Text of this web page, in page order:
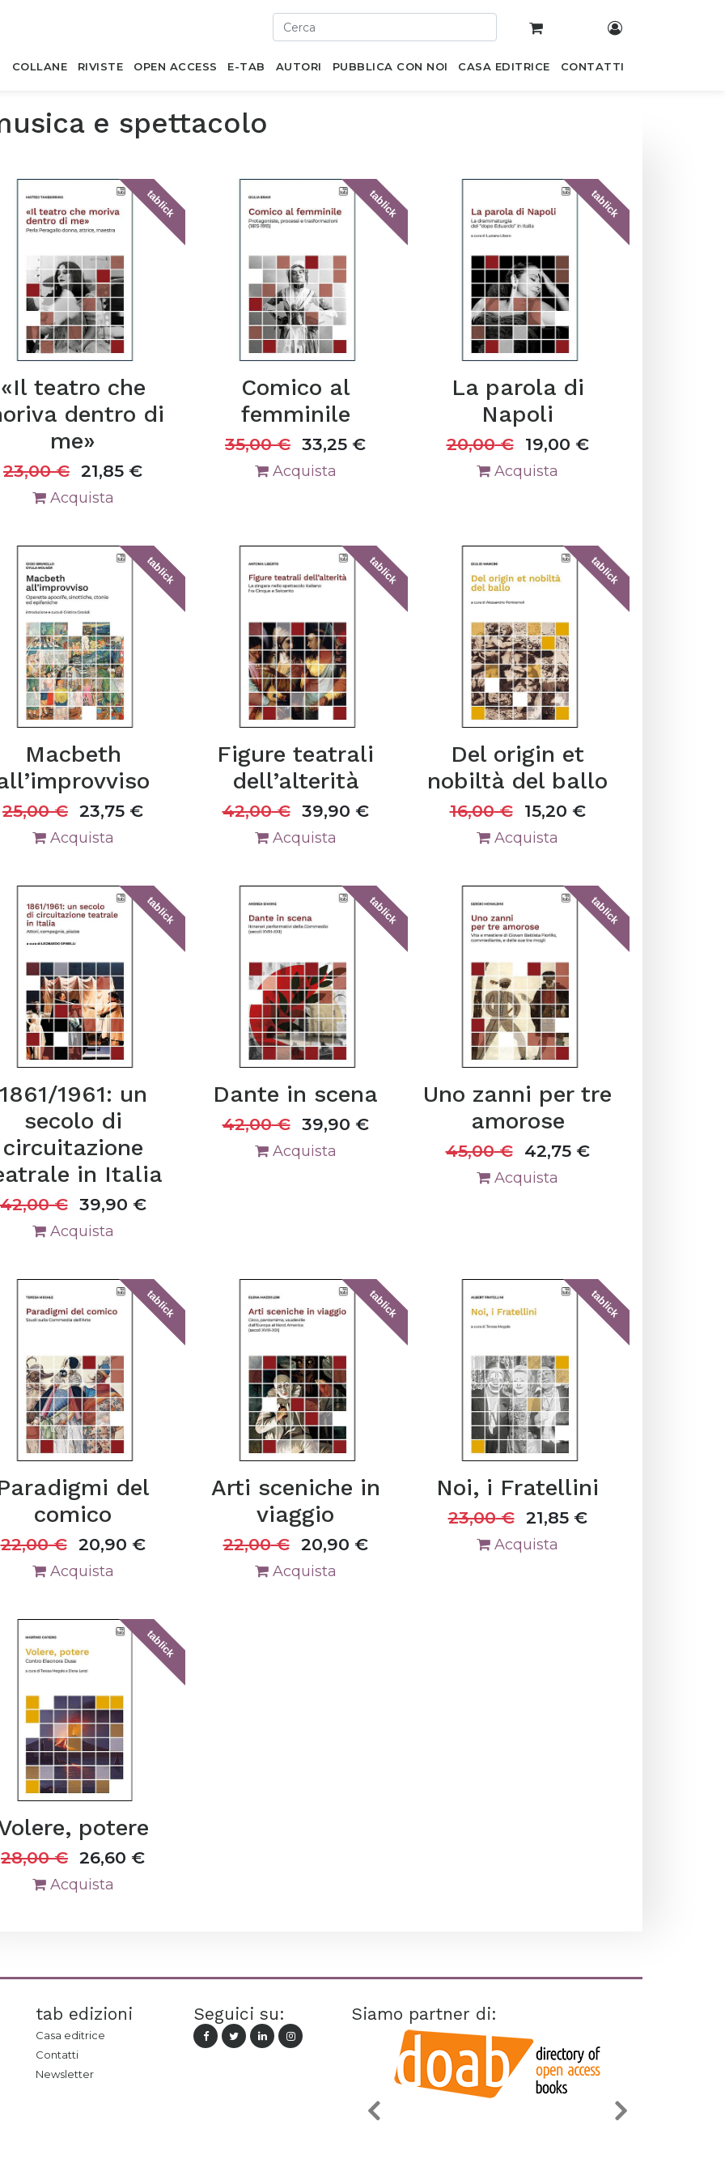
COLLANE RIVISTE OPEN ACCESS E-TAB AUTORI PUBBLICA CON NOI CASA EDITRICE CONTATTI
e spettacolo
tablick
«Il teatro che
dentro di
me»
23,00€ 21,85 €
Acquista
tablick
Comico al
femminile
35,00€ 33,25 €
Acquista
tablick
La parola di
Napoli
20,00€ 19,00 €
Acquista
tablick
Macbeth
25,00€ 23,75 €
Acquista
tablick
Figure teatrali
dell’alterità
42,00€ 39,90 €
Acquista
tablick
Del origin et
nobiltà del ballo
16,00€ 15,20 €
Acquista
tablick
1961: un
secolo di
circuitazione
in Italia
42,00€ 39,90 €
Acquista
tablick
Dante in scena
42,00€ 39,90 €
Acquista
tablick
Uno zanni per tre
amorose
45,00€ 42,75€
Acquista
tablick
del
comico
22,00€ 20,90 €
Acquista
tablick
Arti sceniche in
viaggio
22,00€ 20,90 €
Acquista
tablick
Noi, i Fratellini
23,00€ 21,85€
Acquista
tablick
potere
28,00€ 26,60 €
Acquista
tab edizioni
Casa editrice
Contatti
Newsletter
Seguici su: Siamo partner di: